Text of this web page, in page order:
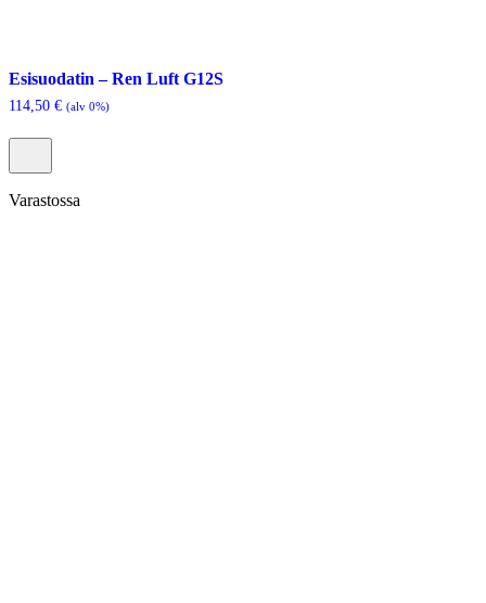
Esisuodatin – Ren Luft G12S
114,50 € (alv 0%)
Varastossa